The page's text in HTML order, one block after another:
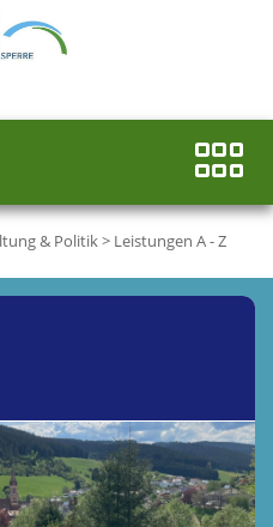
& Politik> Leistungen A - Z